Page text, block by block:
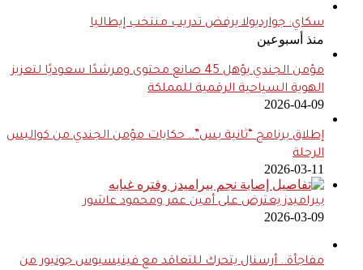
سكاي: جوارديولا يرفض تدريب منتخب إيطاليا
منذ أسبوعين
مؤمن الجندي يؤهل 45 صانع محتوى ومرشدًا سعوديًا لتعزيز
الهوية السياحية الرقمية للمملكة
2026-04-09
إطلاق برنامج “ثانية بس”.. حكايات مؤمن الجندي من كواليس
الرحلة
2026-03-11
بيراميدز يعترض على أمين عمر ومحمود عاشور
2026-03-09
مفاجأة.. أرسنال يتحرك للتعاقد مع فينيسيوس جونيور من